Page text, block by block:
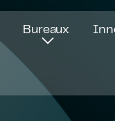
Bureaux